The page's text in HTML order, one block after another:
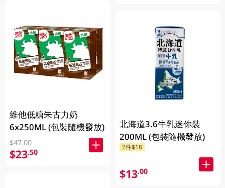
維他低糖朱古力奶
6x250ML (包裝隨機發放)
$47.00
$23.50
北海道3.6牛乳迷你裝
200ML (包裝隨機發放)
2件$18
$13.00